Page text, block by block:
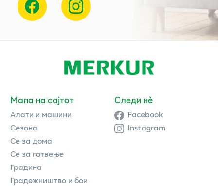
Мапа на сајтот
Алати и машини
Сезона
Се за дома
Се за готвење
Градина
Градежништво и бои
Следи нè
Facebook
Instagram